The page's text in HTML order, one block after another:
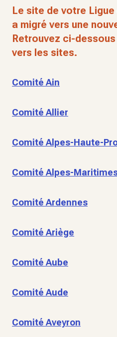
Le site de votre
a migré vers une
Retrouvez ci-
vers les sites.
Comité Ain
Comité Allier
Comité Alpes-Haute-
Comité Alpes-
Comité Ardennes
Comité Ariège
Comité Aube
Comité Aude
Comité Aveyron